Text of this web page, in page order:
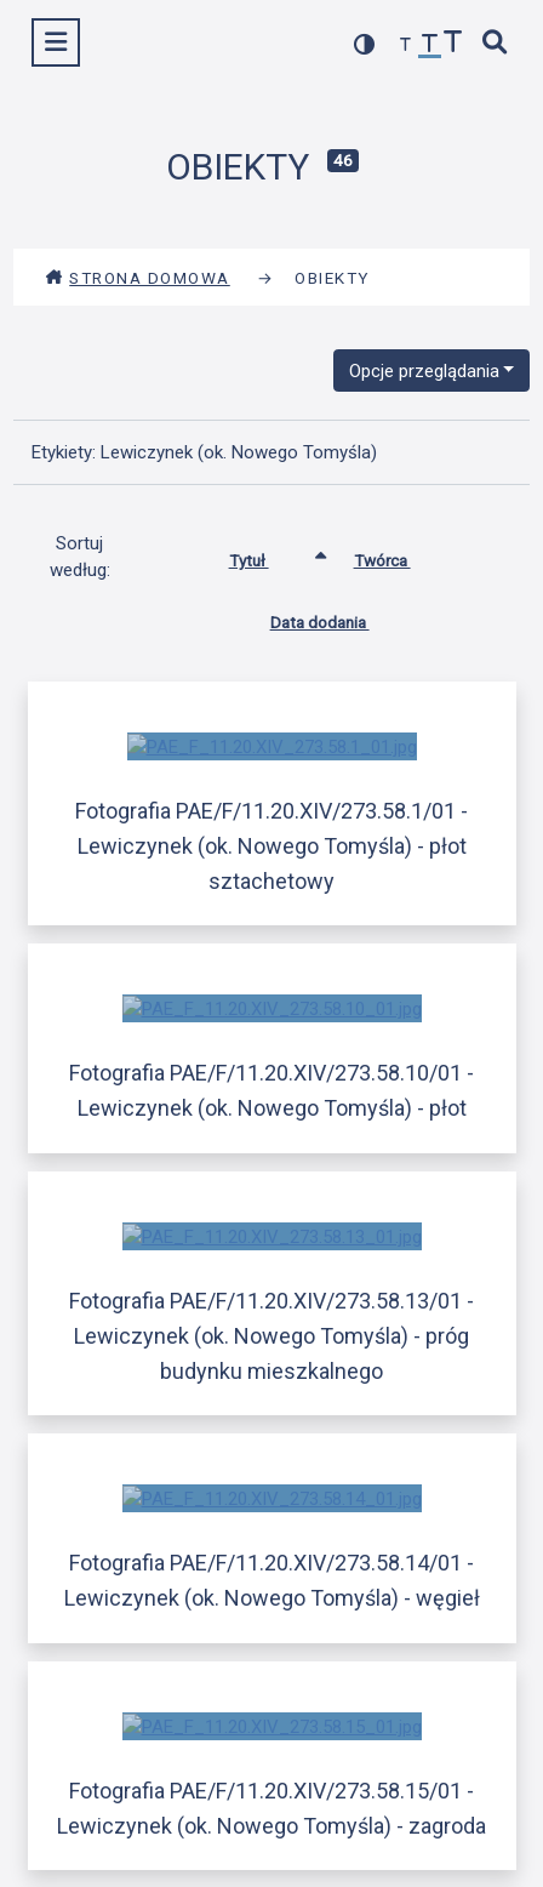
Wyświetl menu
OBIEKTY 46
STRONA DOMOWA → OBIEKTY
Opcje przeglądania
Etykiety: Lewiczynek (ok. Nowego Tomyśla)
Sortuj
według:
Tytuł Twórca
Data dodania
Fotografia PAE/F/11.20.XIV/273.58.1/01 -
Lewiczynek (ok. Nowego Tomyśla) - płot
sztachetowy
Fotografia PAE/F/11.20.XIV/273.58.10/01 -
Lewiczynek (ok. Nowego Tomyśla) - płot
Fotografia PAE/F/11.20.XIV/273.58.13/01 -
Lewiczynek (ok. Nowego Tomyśla) - próg
budynku mieszkalnego
Fotografia PAE/F/11.20.XIV/273.58.14/01 -
Lewiczynek (ok. Nowego Tomyśla) - węgieł
Fotografia PAE/F/11.20.XIV/273.58.15/01 -
Lewiczynek (ok. Nowego Tomyśla) - zagroda